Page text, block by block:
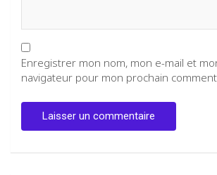
Enregistrer mon nom, mon e-mail et
navigateur pour mon prochain